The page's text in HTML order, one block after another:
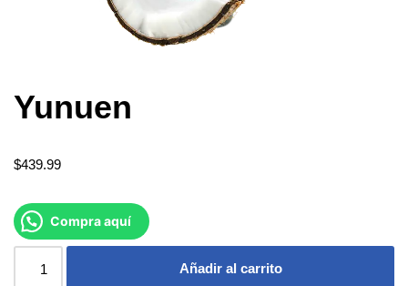
Yunuen
$439.99
Compra aquí
Añadir al carrito